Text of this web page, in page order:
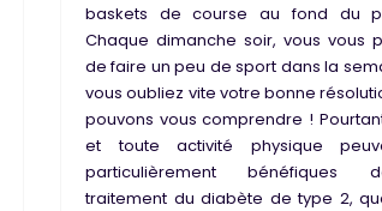
baskets de course au fond du
Chaque dimanche soir, vous vous
de faire un peu de sport dans la
vous oubliez vite votre bonne
pouvons vous comprendre !
et toute activité physique
particulièrement bénéfiques
traitement du diabète de type 2,